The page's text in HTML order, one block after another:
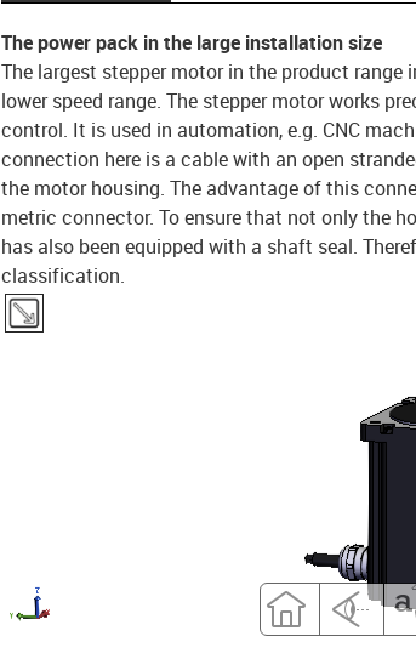
The power pack in the large installation size
The largest stepper motor in the product
lower speed range. The stepper motor works
control. It is used in automation, e.g. CNC
connection here is a cable with an open
the motor housing. The advantage of this
metric connector. To ensure that not only the
has also been equipped with a shaft seal.
classification.